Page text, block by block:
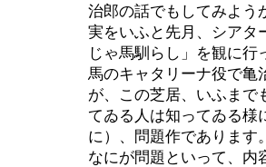
治郎の話でもしてみよう
実をいふと先月、シアタ
じゃ馬馴らし」を観に
馬のキャタリーナ役で亀
が、この芝居、いふまで
てゐる人は知ってゐる様
に）、問題作であります
なにが問題といって、内